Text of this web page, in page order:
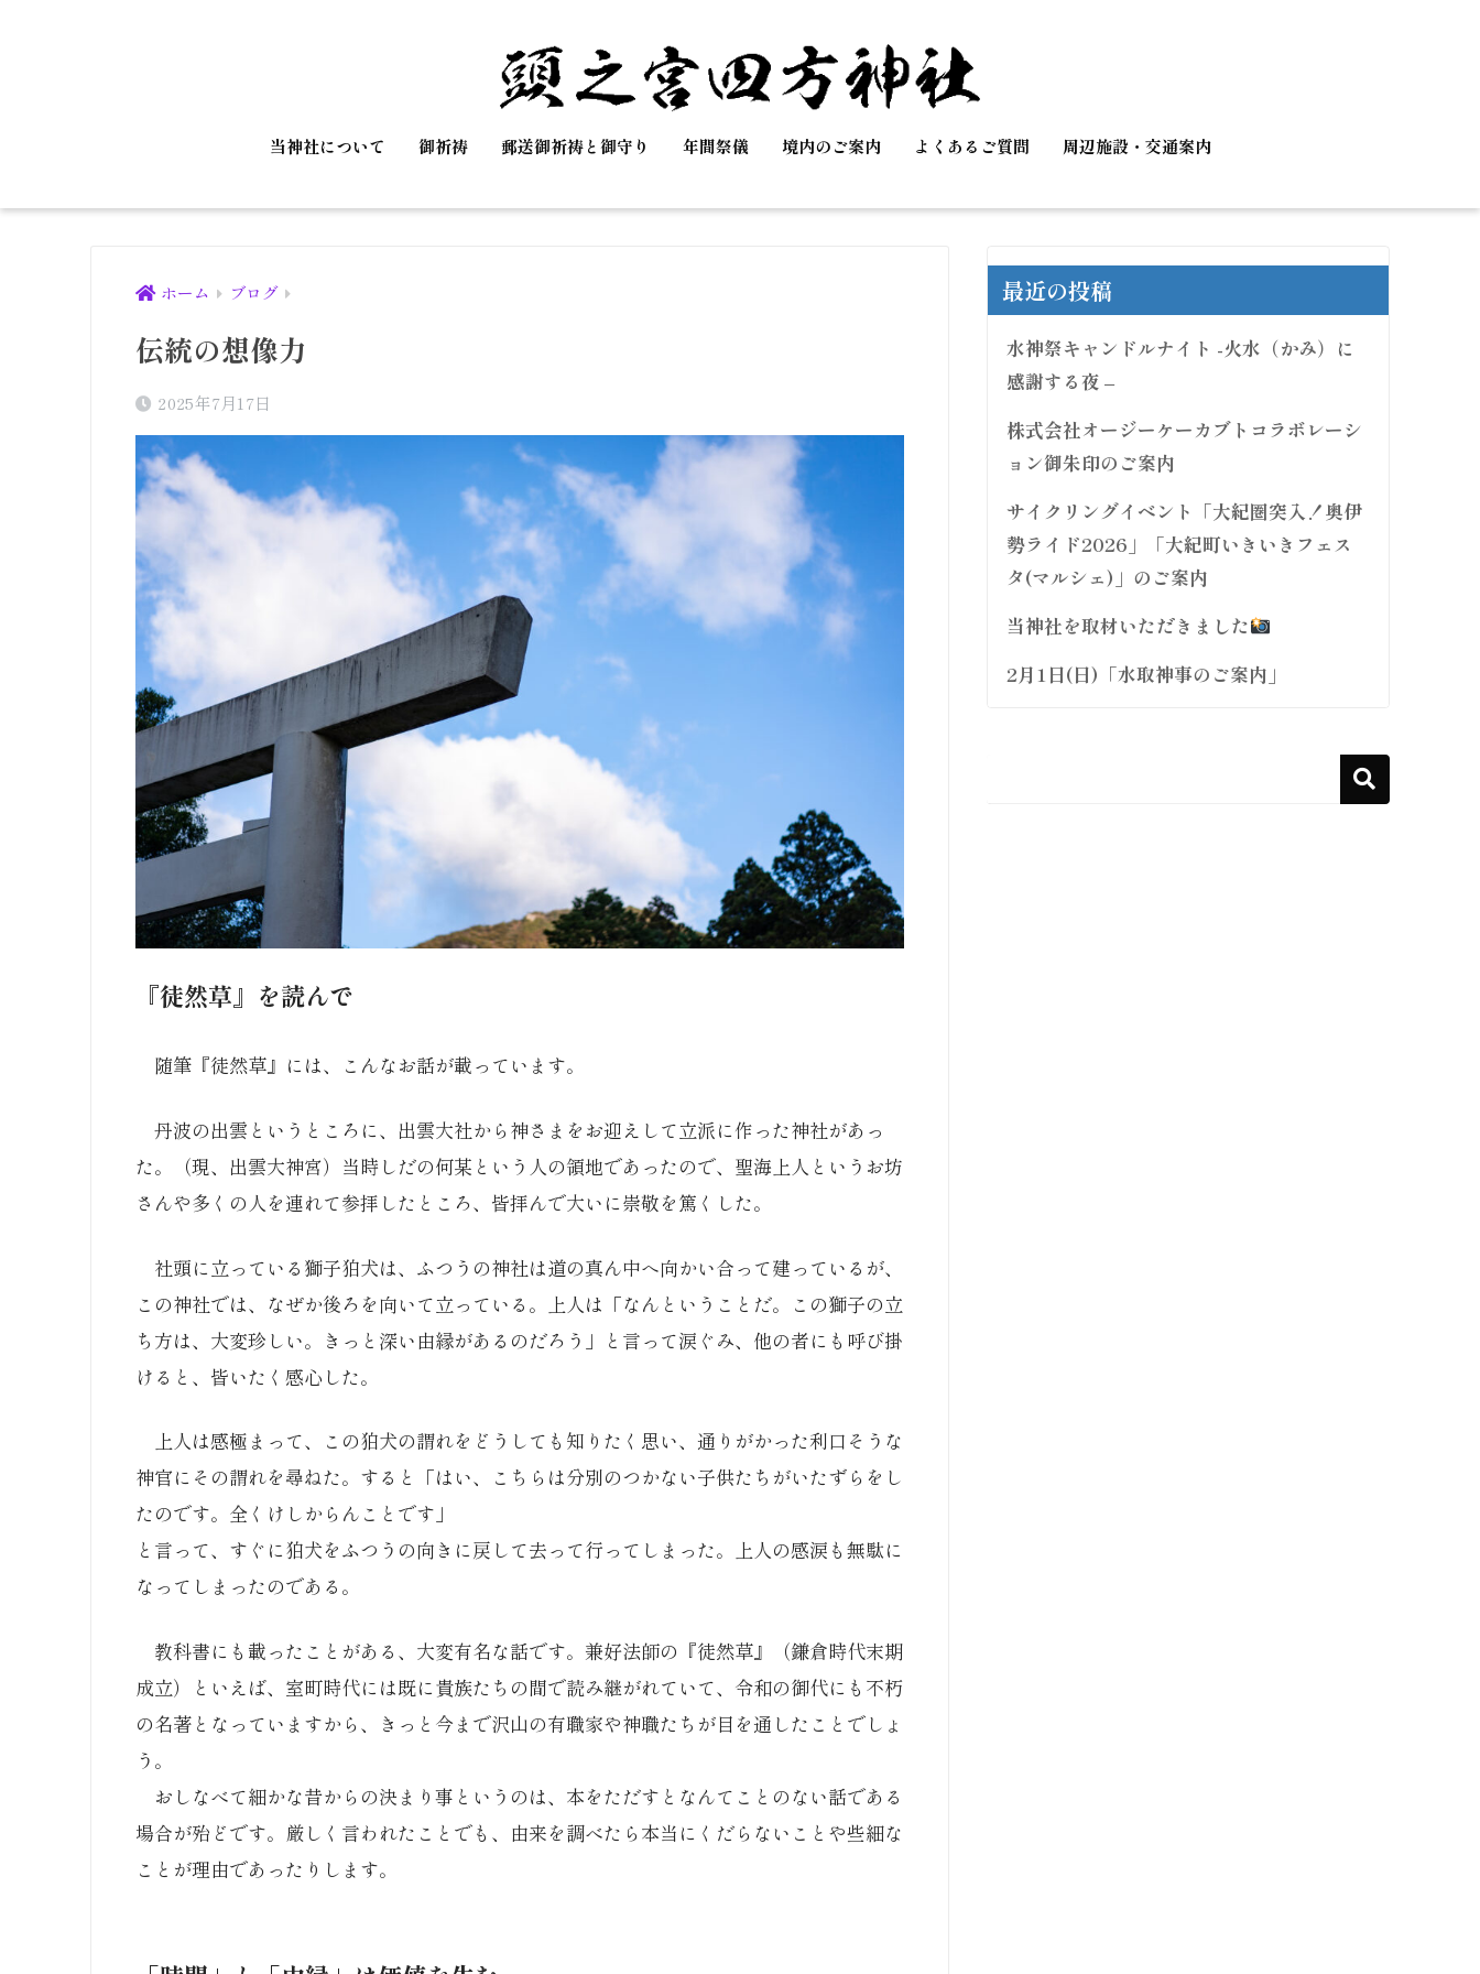
当神社について 御祈祷 郵送御祈祷と御守り 年間祭儀 境内のご案内 よくあるご質問 周辺施設・交通案内
ホーム ブログ
伝統の想像力
2025年7月17日
『徒然草』を読んで
随筆『徒然草』には、こんなお話が載っています。
丹波の出雲というところに、出雲大社から神さまをお迎えして立派に作った神社があっ
た。（現、出雲大神宮）当時しだの何某という人の領地であったので、聖海上人というお坊
さんや多くの人を連れて参拝したところ、皆拝んで大いに崇敬を篤くした。
社頭に立っている獅子狛犬は、ふつうの神社は道の真ん中へ向かい合って建っているが、
この神社では、なぜか後ろを向いて立っている。上人は「なんということだ。この獅子の立
ち方は、大変珍しい。きっと深い由縁があるのだろう」と言って涙ぐみ、他の者にも呼び掛
けると、皆いたく感心した。
上人は感極まって、この狛犬の謂れをどうしても知りたく思い、通りがかった利口そうな
神官にその謂れを尋ねた。すると「はい、こちらは分別のつかない子供たちがいたずらをし
たのです。全くけしからんことです」
と言って、すぐに狛犬をふつうの向きに戻して去って行ってしまった。上人の感涙も無駄に
なってしまったのである。
教科書にも載ったことがある、大変有名な話です。兼好法師の『徒然草』（鎌倉時代末期
成立）といえば、室町時代には既に貴族たちの間で読み継がれていて、令和の御代にも不朽
の名著となっていますから、きっと今まで沢山の有職家や神職たちが目を通したことでしょ
う。
おしなべて細かな昔からの決まり事というのは、本をただすとなんてことのない話である
場合が殆どです。厳しく言われたことでも、由来を調べたら本当にくだらないことや些細な
ことが理由であったりします。
最近の投稿
水神祭キャンドルナイト -火水（かみ）に
感謝する夜 –
株式会社オージーケーカブトコラボレーシ
ョン御朱印のご案内
サイクリングイベント「大紀圏突入！奥伊
勢ライド2026」「大紀町いきいきフェス
タ(マルシェ)」のご案内
当神社を取材いただきました
2月1日(日)「水取神事のご案内」